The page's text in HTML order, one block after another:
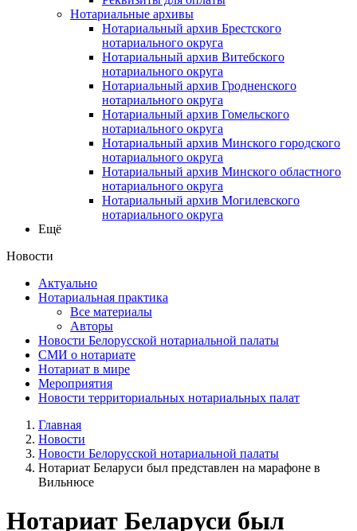
Нотариальные архивы
Нотариальный архив Брестского
нотариального округа
Нотариальный архив Витебского
нотариального округа
Нотариальный архив Гродненского
нотариального округа
Нотариальный архив Гомельского
нотариального округа
Нотариальный архив Минского городского
нотариального округа
Нотариальный архив Минского областного
нотариального округа
Нотариальный архив Могилевского
нотариального округа
Ещё
Новости
Актуально
Нотариальная практика
Все материалы
Авторы
Новости Белорусской нотариальной палаты
СМИ о нотариате
Нотариат в мире
Мероприятия
Новости территориальных нотариальных палат
Главная
Новости
Новости Белорусской нотариальной палаты
Нотариат Беларуси был представлен на марафоне в
Вильнюсе
Нотариат Беларуси был